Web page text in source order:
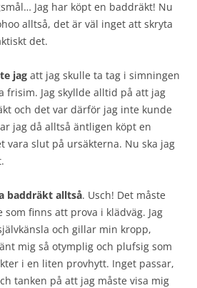
Jag har köpt en baddräkt! Nu
alltså, det är väl inget att skryta
det.
jag att jag skulle ta tag i simningen
frisim. Jag skyllde alltid på att jag
och det var därför jag inte kunde
jag då alltså äntligen köpt en
vara slut på ursäkterna. Nu ska jag
baddräkt alltså. Usch! Det måste
finns att prova i klädväg. Jag
och gillar min kropp,
mig så otymplig och plufsig som
i en liten provhytt. Inget passar,
tanken på att jag måste visa mig